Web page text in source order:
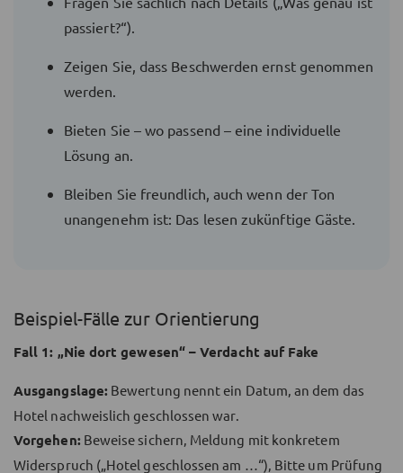
passiert?“).
Zeigen Sie, dass Beschwerden ernst genommen
werden.
Bieten Sie – wo passend – eine individuelle
Lösung an.
Bleiben Sie freundlich, auch wenn der Ton
unangenehm ist: Das lesen zukünftige Gäste.
Beispiel-Fälle zur Orientierung
Fall 1: „Nie dort gewesen“ – Verdacht auf Fake
Ausgangslage: Bewertung nennt ein Datum, an dem das
Hotel nachweislich geschlossen war.
Vorgehen: Beweise sichern, Meldung mit konkretem
Widerspruch („Hotel geschlossen am …“), Bitte um Prüfung